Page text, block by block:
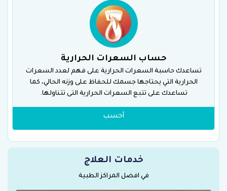
حساب السعرات الحرارية
تساعدك حاسبة السعرات الحرارية على فهم لعدد السعرات
الحرارية التي يحتاجها جسمك للحفاظ على وزنه الحالي، كما
تساعدك على تتبع السعرات الحرارية التى تتناولها.
أحسب
خدمات العلاج
في افضل المراكز الطبية